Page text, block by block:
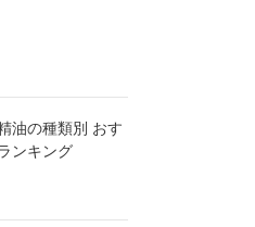
油の種類別 おす
ンキング